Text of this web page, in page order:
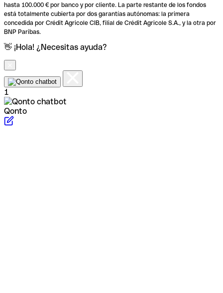
hasta 100.000 € por banco y por cliente. La parte restante de los fondos
está totalmente cubierta por dos garantías autónomas: la primera
concedida por Crédit Agricole CIB, filial de Crédit Agricole S.A., y la otra por
BNP Paribas.
👋 ¡Hola! ¿Necesitas ayuda?
1
Qonto